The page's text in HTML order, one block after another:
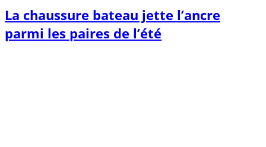
La chaussure bateau jette l’ancre
parmi les paires de l’été